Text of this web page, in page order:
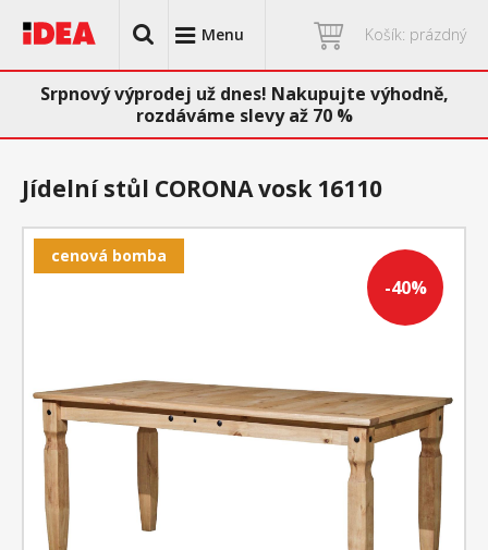
Menu Košík: prázdný
Srpnový výprodej už dnes! Nakupujte výhodně,
rozdáváme slevy až 70 %
-40%
cenová bomba
Jídelní stůl CORONA vosk 16110